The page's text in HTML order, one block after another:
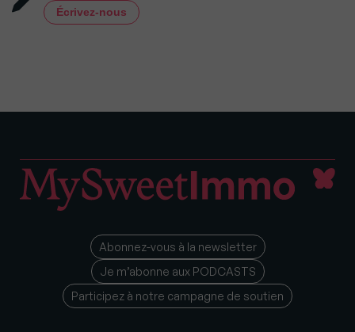
Écrivez-nous
Abonnez-vous à la newsletter
Je m’abonne aux PODCASTS
Participez à notre campagne de soutien